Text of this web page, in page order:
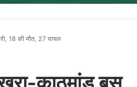
18 की मौत, 27 घायल